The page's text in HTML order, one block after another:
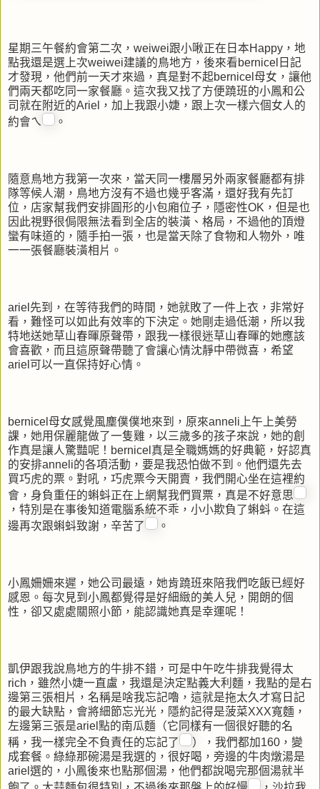
星期三午餐約會第二次，weiwei跟小啾正在日本Happy，地
點我還是選上次weiwei建議的鳥地方，後來看bernicel日記
才發現，他們前一天才來過，真是對不起bernicel母女，讓他
們兩天都吃同一家餐廳。這次我又找了方便蹺班的小鳳和公
司就在附近的Ariel，加上我跟小婕，跟上次一樣六個女人的
約會ㄟ
。
隨意鳥地方我第一次來，當天同一樓層另外兩家餐廳都有排
隊等候人潮，鳥地方沒有不過也幾乎客滿，還好我有先訂
位，店家幫我們安排圓形的小包廂位子，隱密性OK，但是也
因此視野很侷限無法看到全店的裝潢、格局，不過他的頂燈
蠻有味道的，隨手拍一張，也是當天除了食物和人物外，唯
一一張餐廳裝潢相片。
ariel先到，在等待我們的時間，她就敗了一件上衣，非常好
看，難怪可以如此有效率的下決定。她剛走過低潮，所以我
特地送她草山春暉原聲帶，跟我一樣很迷草山春暉的她應該
會喜歡，而且這原聲帶聽了會讓心情沈靜中帶微喜，希望
ariel可以一直保持好心情。
bernicel母女感覺風塵僕僕地來到，原來anneli上午上美勞
課，她用保麗龍做了一隻雞，以三歲多的孩子來說，她的創
作真是讓人驚豔呢！bernicel真是全職媽媽的好典範，好認真
的安排anneli的各項活動，要是我恐怕做不到。他們還先去
買巧虎的票。對吼，巧虎票今天開賣，我們開心坐在這裡約
會，身負重任的蝌蚪正在上網幫我們買票，真是不好意思
，特別是在事後知道電腦系統不乖，小小欺負了蝌蚪。在這
邊再次跟蝌蚪致謝，辛苦了
。
小鳳姍姍來遲，她公司最遠，她肯蹺班來陪我們吃飯已經好
感恩。每次見到小鳳都覺得是好細緻的美人兒，開朗的個
性，卻又處處關照小節，能認識她真是幸運呢！
凱伊跟我說鳥地方的牛排不錯，可是中午吃牛排我覺得太
rich，雖然小婕一直盧，我還是決定點義大利麵，我點的是右
邊第三張相片，名稱是啥我忘記嚕，這就是拖太久才寫日記
的最大缺點，會將細節忘光光，隱約記得是菠菜XXX寬麵，
左邊第三張是ariel點的南瓜麵（它同樣有一個很好聽的名
稱，我一樣完全不負責任的忘記了
），我們都加160，變
成套餐。綠綠那碗湯是我選的，很好喝，旁邊的牛肉燉湯是
ariel選的，小鳳後來也點那個湯，他們都說喝完那個湯就半